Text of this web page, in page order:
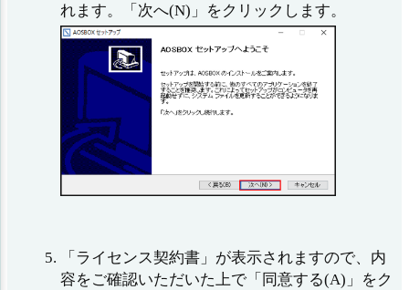
れます。「次へ(N)」をクリックします。
「ライセンス契約書」が表示されますので、内
容をご確認いただいた上で「同意する(A)」をク